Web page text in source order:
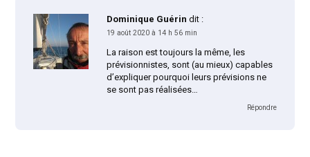
Dominique Guérin dit :
19 août 2020 à 14 h 56 min
La raison est toujours la même, les
prévisionnistes, sont (au mieux) capables
d’expliquer pourquoi leurs prévisions ne
se sont pas réalisées…
Répondre